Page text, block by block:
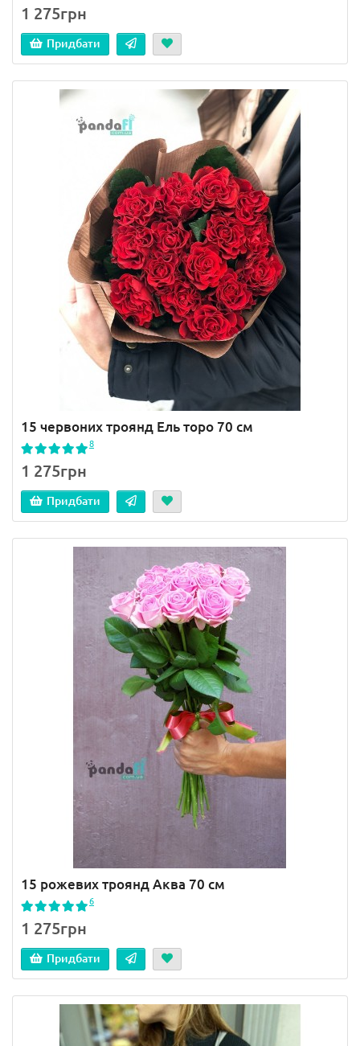
1 275грн
Придбати
15 червоних троянд Ель торо 70 см
8
1 275грн
Придбати
15 рожевих троянд Аква 70 см
6
1 275грн
Придбати